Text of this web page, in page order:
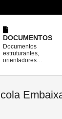
DOCUMENTOS
Documentos
estruturantes,
orientadores…